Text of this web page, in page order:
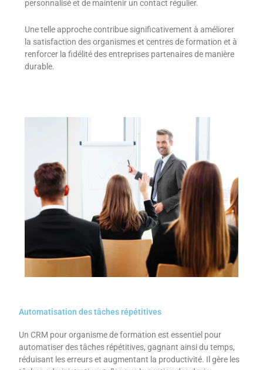
personnalisé et de maintenir un contact régulier.
Une telle approche contribue significativement à améliorer
la satisfaction des organismes et centres de formation et à
renforcer la fidélité des entreprises partenaires de manière
durable.
Automatisation des tâches répétitives
Un CRM pour organisme de formation est essentiel pour
automatiser des tâches répétitives, gagnant ainsi du temps,
réduisant les erreurs et augmentant la productivité. Il gère les